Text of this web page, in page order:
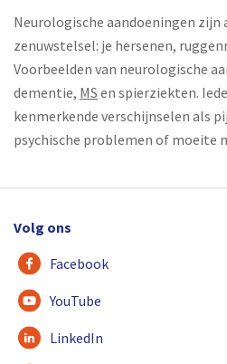
Neurologische aandoeningen zijn
zenuwstelsel: je hersenen,
Voorbeelden van neurologische
dementie, MS en spierziekten.
kenmerkende verschijnselen als
psychische problemen of moeite
Volg ons
Facebook
YouTube
LinkedIn